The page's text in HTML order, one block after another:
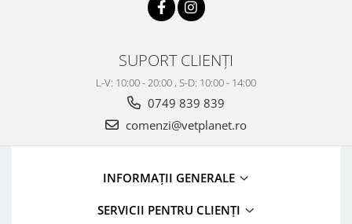
SUPORT CLIENȚI
L-V: 10:00 - 20:00 , S-D: 10:00 - 14:00
0749 839 839
comenzi@vetplanet.ro
INFORMAȚII GENERALE
SERVICII PENTRU CLIENȚI